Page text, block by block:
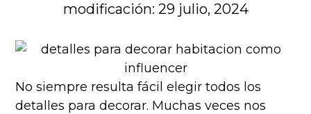
modificación: 29 julio, 2024
No siempre resulta fácil elegir todos los
detalles para decorar. Muchas veces nos